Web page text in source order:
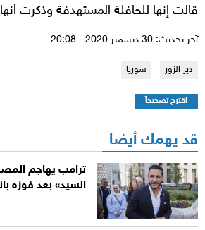
قالت إنها للحافلة المستهدفة وذكرت
آخر تحديث: 30 ديسمبر 2020 - 20:08
دير الزور سوريا
اقترح تصحيحاً
قد يهمك أيضاً
ترامب يهاجم
السيد» بعد فوزه